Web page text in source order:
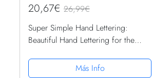
20,67€ 26,99€
Super Simple Hand Lettering:
Beautiful Hand Lettering for the
Más Info